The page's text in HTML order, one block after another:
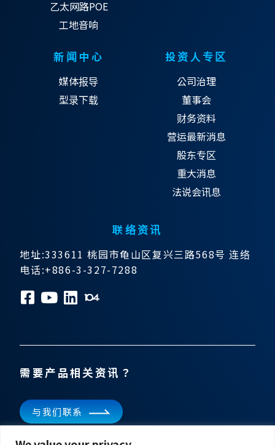
乙太网路POE
工地音响
新闻中心
媒体报导
型录下载
投资人专区
公司治理
董事会
财务资料
营运最新消息
股东专区
重大消息
法说会讯息
联络资讯
地址:333611 桃园市龟山区复兴三路568号 连络
电话:+886-3-327-7288
需要产品相关资讯？
与我们联系